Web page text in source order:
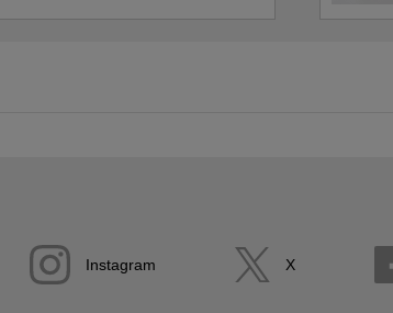
Instagram X